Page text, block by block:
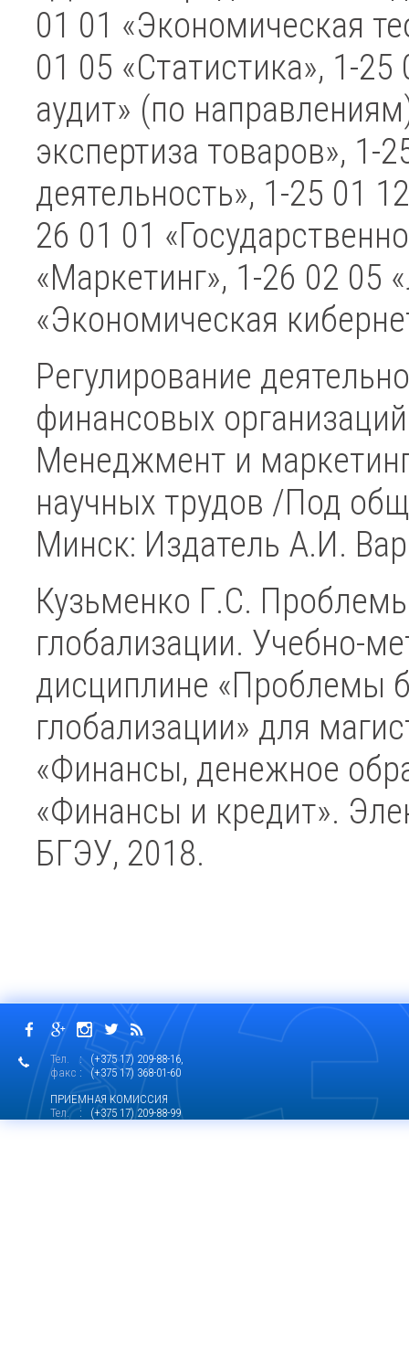
01 01 «Экономическая
01 05 «Статистика», 1-25
аудит» (по
экспертиза товаров», 1-
деятельность», 1-25 01
26 01 01
«Маркетинг», 1-26 02 05
«Экономическая
Регулирование
финансовых
Менеджмент и
научных трудов /Под
Минск: Издатель А.И.
Кузьменко Г.С.
глобализации. Учебно-
дисциплине «Проблемы
глобализации» для
«Финансы, денежное
«Финансы и кредит».
БГЭУ, 2018.
Тел.
: (+375 17) 209-88-16,
факс : (+375 17) 368-01-60
ПРИЕМНАЯ КОМИССИЯ
Тел.
: (+375 17) 209-88-99